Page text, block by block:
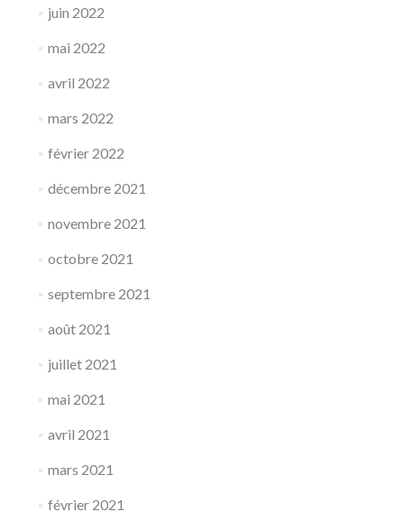
juin 2022
mai 2022
avril 2022
mars 2022
février 2022
décembre 2021
novembre 2021
octobre 2021
septembre 2021
août 2021
juillet 2021
mai 2021
avril 2021
mars 2021
février 2021